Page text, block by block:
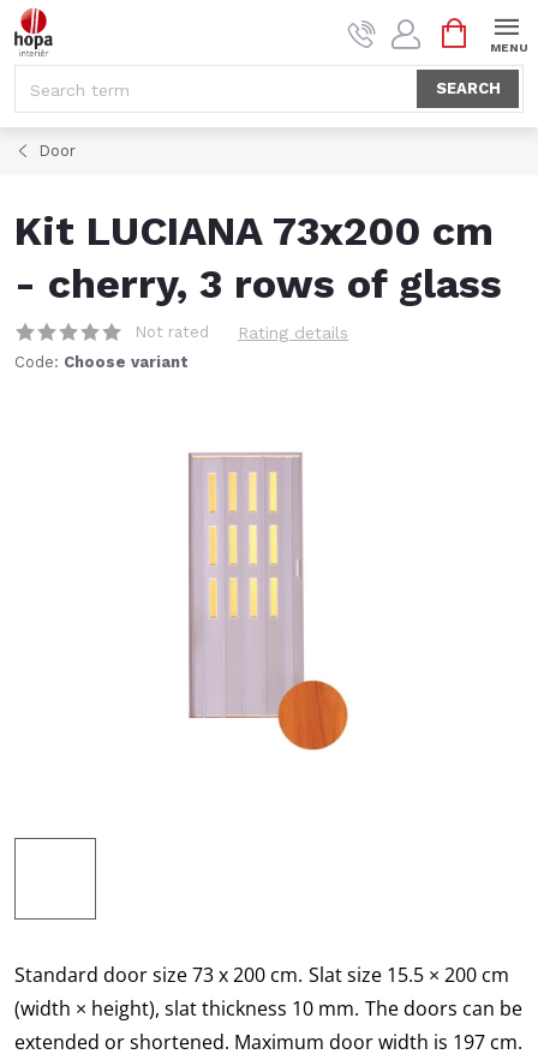
Skip
to
SEARCH
CART
Door
Kit LUCIANA 73x200 cm
- cherry, 3 rows of glass
Not rated Rating details
Code: Choose variant
Standard door size 73 x 200 cm. Slat size 15.5 × 200 cm
(width × height), slat thickness 10 mm. The doors can be
extended or shortened. Maximum door width is 197 cm.